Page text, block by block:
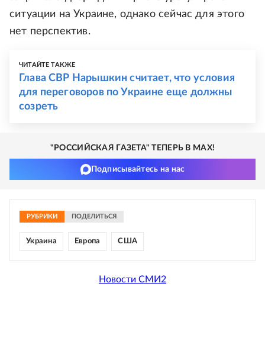
ситуации на Украине, однако сейчас для этого
нет перспектив.
ЧИТАЙТЕ ТАКЖЕ
Глава СВР Нарышкин считает, что условия
для переговоров по Украине еще должны
созреть
"РОССИЙСКАЯ ГАЗЕТА" ТЕПЕРЬ В MAX!
Подписывайтесь на нас
РУБРИКИ ПОДЕЛИТЬСЯ
Украина Европа США
Новости СМИ2